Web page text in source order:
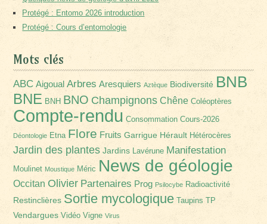
Protégé : Entomo 2026 introduction
Protégé : Cours d’entomologie
Mots clés
ABC Aigoual Arbres Aresquiers Aztèque Biodiversité BNB
BNE BNH BNO Champignons Chêne Coléoptères
Compte-rendu Consommation Cours-2026
Déontologie Etna Flore Fruits Garrigue Hérault Hétérocères
Jardin des plantes Jardins Lavérune Manifestation
Moulinet Moustique Méric News de géologie
Occitan Olivier Partenaires Prog Psilocybe Radioactivité
Restinclières Sortie mycologique Taupins TP
Vendargues Vidéo Vigne Virus